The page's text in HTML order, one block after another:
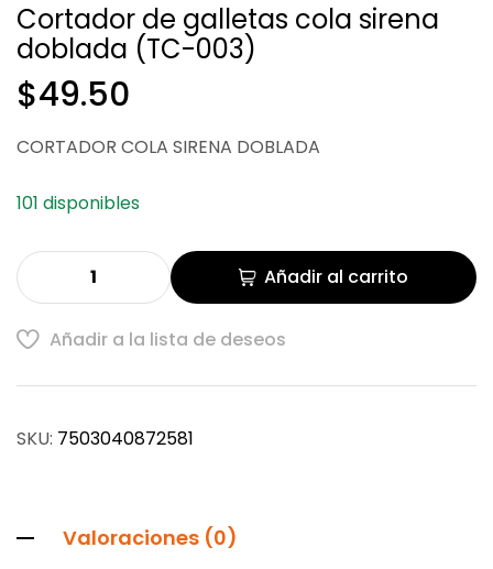
Cortador de galletas cola sirena
doblada (TC-003)
$49.50
CORTADOR COLA SIRENA DOBLADA
101 disponibles
Añadir al carrito
Añadir a la lista de deseos
SKU: 7503040872581
Valoraciones (0)